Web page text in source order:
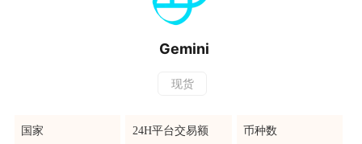
Gemini
现货
国家
24H平台交易额
币种数